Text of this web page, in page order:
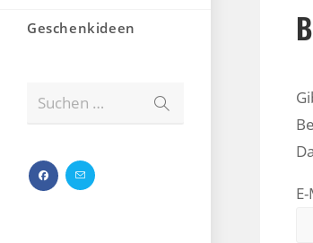
Geschenkideen
Suchen …